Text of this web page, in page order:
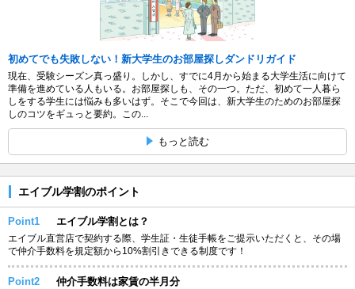
初めてでも失敗しない！新大学生のお部屋探しダンドリガイド
現在、受験シーズン真っ盛り。しかし、すでに4月から始まる大学生活に向けて
準備を進めている人もいる。お部屋探しも、その一つ。ただ、初めて一人暮ら
しをする学生には悩みも多いはず。そこで今回は、新大学生のためのお部屋探
しのコツをギュっと要約。この...
もっと読む
エイブル学割のポイント
Point1 エイブル学割とは？
エイブル直営店で契約する際、学生証・生徒手帳をご提示いただくと、その場
で仲介手数料を規定額から10%割引きできる制度です！
Point2 仲介手数料は家賃の半月分